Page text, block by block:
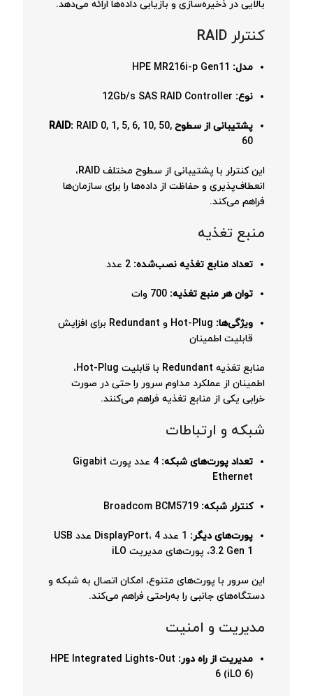
بالایی در ذخیره‌سازی و بازیابی داده‌ها ارائه می‌دهد.
کنترلر RAID
مدل: HPE MR216i-p Gen11
نوع: 12Gb/s SAS RAID Controller
پشتیبانی از سطوح RAID: RAID 0, 1, 5, 6, 10, 50,
60
این کنترلر با پشتیبانی از سطوح مختلف RAID،
انعطاف‌پذیری و حفاظت از داده‌ها را برای سازمان‌ها
فراهم می‌کند.
منبع تغذیه
تعداد منابع تغذیه نصب‌شده: 2 عدد
توان هر منبع تغذیه: 700 وات
ویژگی‌ها:
Hot-Plug و Redundant برای افزایش
قابلیت اطمینان
منابع تغذیه Redundant با قابلیت Hot-Plug،
اطمینان از عملکرد مداوم سرور را حتی در صورت
خرابی یکی از منابع تغذیه فراهم می‌کنند.
شبکه و ارتباطات
تعداد پورت‌های شبکه:
4 عدد پورت Gigabit
Ethernet
کنترلر شبکه: Broadcom BCM5719
پورت‌های دیگر:
1 عدد DisplayPort، 4 عدد USB
3.2 Gen 1، پورت‌های مدیریت iLO
این سرور با پورت‌های متنوع، امکان اتصال به شبکه و
دستگاه‌های جانبی را به‌راحتی فراهم می‌کند.
مدیریت و امنیت
مدیریت از راه دور: HPE Integrated Lights-Out
6 (iLO 6)